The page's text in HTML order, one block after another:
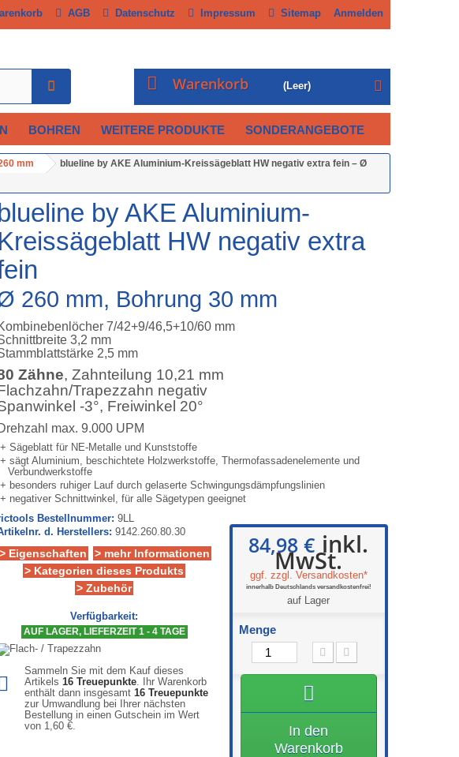
Anmelden
Sitemap
Impressum
Datenschutz
AGB
Warenkorb (Leer)
BOHREN WEITERE PRODUKTE SONDERANGEBOTE
mm
blueline by AKE Aluminium-Kreissägeblatt HW negativ extra fein – Ø
by AKE Aluminium-
HW negativ extra
260 mm, Bohrung 30 mm
7/42+9/46,5+10/60 mm
3,2 mm
2,5 mm
Zähne, Zahnteilung 10,21 mm
Trapezzahn negativ
-3°, Freiwinkel 20°
max. 9.000 UPM
+ Sägeblatt für NE-Metalle und Kunststoffe
+ sägt Aluminium, beschichtete Holzwerkstoffe, Thermofassadenelemente und
Verbundwerkstoffe
+ besonders ruhiger Lauf durch gelaserte Schwingungsdämpfungslinien
+ negativer Schnittwinkel, für alle Sägetypen geeignet
Bestellnummer: 9LL
d. Herstellers: 9142.260.80.30
> Eigenschaften
> mehr Informationen
> Kategorien dieses Produkts
> Zubehör
Verfügbarkeit:
AUF LAGER, LIEFERZEIT 1 - 4 TAGE
Sammeln Sie mit dem Kauf dieses
Artikels 16Treuepunkte. Ihr Warenkorb
enthält dann insgesamt 16Treuepunkte
zur Umwandlung bei Ihrer nächsten
Bestellung in einen Gutschein im Wert
von 1,60 €.
84,98 € inkl.
MwSt.
ggf. zzgl. Versandkosten*
innerhalb Deutschlands versandkostenfrei!
auf Lager
Menge
In den
Warenkorb